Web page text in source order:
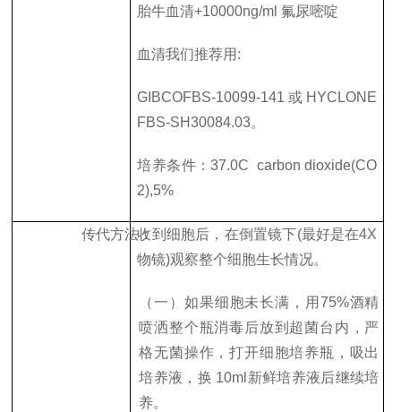
胎牛血清+10000ng/ml氟尿嘧啶
血清我们推荐用 :
GIBCOFBS-10099-141 或 HYCLONE
FBS-SH30084.03。
培养条件：37.0Ccarbon dioxide(CO
2),5%
传代方法：收到细胞后，在倒置镜下(最好是在4X
物镜)观察整个细胞生长情况。
（一）如果细胞未长满，用 75%酒精
喷洒整个瓶消毒后放到超菌台内，严
格无菌操作，打开细胞培养瓶，吸出
培养液，换 10ml 新鲜培养液后继续培
养。